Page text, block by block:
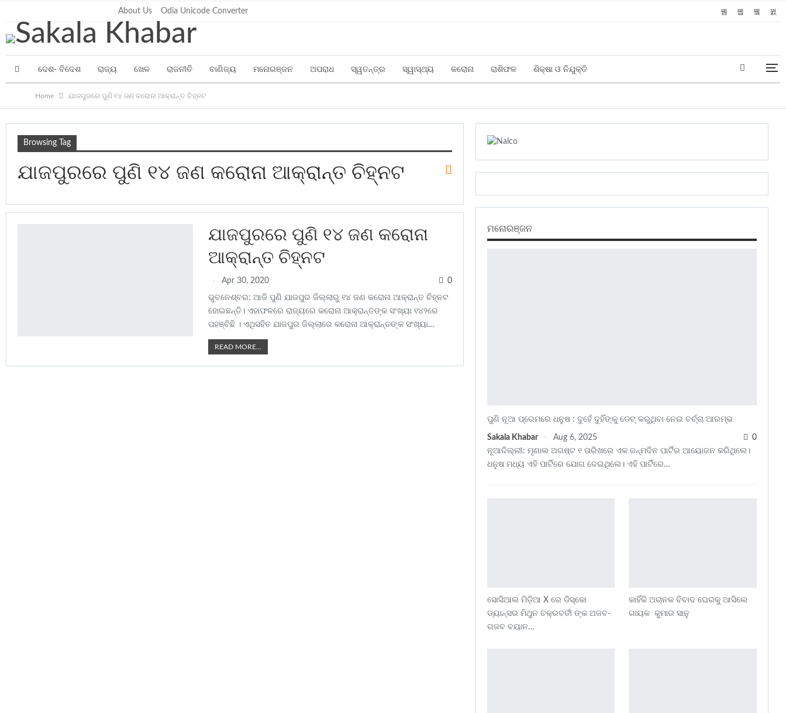
About Us Odia Unicode Converter
ଦେଶ- ବିଦେଶ ରାଜ୍ୟ ଖେଳ ରାଜନୀତି ବାଣିଜ୍ୟ ମନୋରଞ୍ଜନ ଅପରାଧ ସ୍ୱତନ୍ତ୍ର ସ୍ୱାସ୍ଥ୍ୟ କରୋନା ରାଶିଫଳ ଶିକ୍ଷା ଓ ନିଯୁକ୍ତି
Home ଯାଜପୁରରେ ପୁଣି ୧୪ ଜଣ କରୋନା ଆକ୍ରାନ୍ତ ଚିହ୍ନଟ
Browsing Tag
ଯାଜପୁରରେ ପୁଣି ୧୪ ଜଣ କରୋନା ଆକ୍ରାନ୍ତ ଚିହ୍ନଟ
ଯାଜପୁରରେ ପୁଣି ୧୪ ଜଣ କରୋନା
ଆକ୍ରାନ୍ତ ଚିହ୍ନଟ
Apr 30, 2020 0
ଭୁବନେଶ୍ବର: ଆଜି ପୁଣି ଯାଜପୁର ଜିଲ୍ଲାରୁ ୧୪ ଜଣ କରୋନା ଆକ୍ରାନ୍ତ ଚିହ୍ନଟ
ହୋଇଛନ୍ତି। ଏହାଫଳରେ ରାଜ୍ୟରେ କରୋନା ଆକ୍ରାନ୍ତଙ୍କ ସଂଖ୍ୟା ୧୪୨ରେ
ପହଞ୍ଚିଛି । ଏଥିସହିତ ଯାଜପୁର ଜିଲ୍ଲାରେ କରୋନା ଆକ୍ରାନ୍ତଙ୍କ ସଂଖ୍ୟା…
READ MORE...
ମନୋରଞ୍ଜନ
ପୁଣି ନୂଆ ପ୍ରେମରେ ଧନୁଷ : ଦୁହେଁ ଦୁହିଁଙ୍କୁ ଡେଟ୍ କରୁଥିବା ନେଇ ଚର୍ଚ୍ଚା ଆରମ୍ଭ
Sakala Khabar Aug 6, 2025
0
ନୂଆଦିଲ୍ଲୀ: ମୃଣାଲ ଅଗଷ୍ଟ ୧ ତାରିଖରେ ଏକ ଜନ୍ମଦିନ ପାର୍ଟିର ଆୟୋଜନ କରିଥିଲେ।
ଧନୁଷ ମଧ୍ୟ ଏହି ପାର୍ଟିରେ ଯୋଗ ଦେଇଥିଲେ। ଏହି ପାର୍ଟିରେ…
ସୋସିଆଲ ମିଡ଼ିଆ X ରେ ଡିସ୍କୋ
ଡ୍ୟାନ୍ସର ମିଥୁନ ଚକ୍ରବର୍ତୀ ଙ୍କ ଅଜବ-
ଗଜବ ବୟାନ…
କାହିଁକି ଅଚାନକ ବିବାଦ ଘେରକୁ ଆସିଲେ
ଗାୟକ କୁମାର ସାନୁ